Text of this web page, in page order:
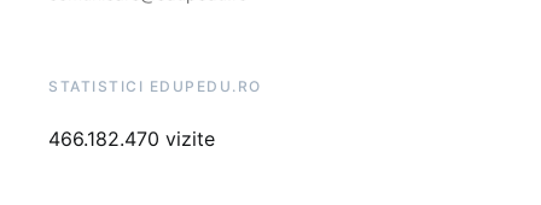
STATISTICI EDUPEDU.RO
466.182.470 vizite